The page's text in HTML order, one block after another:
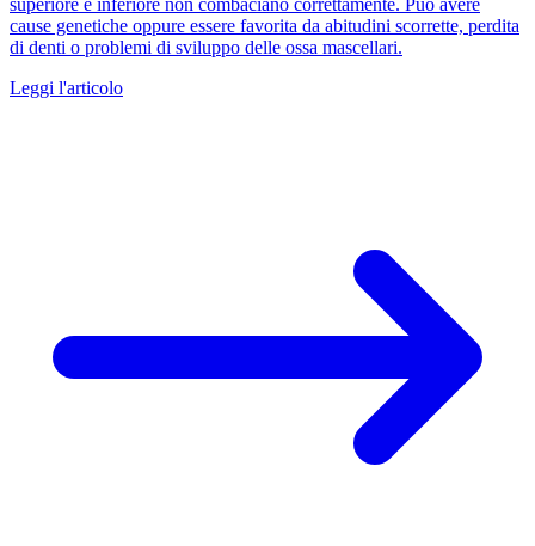
cause genetiche oppure essere favorita da abitudini scorrette, perdita
di denti o problemi di sviluppo delle ossa mascellari.
Leggi l'articolo